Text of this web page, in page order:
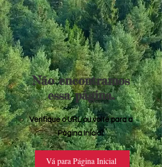
Não encontramos
essa página.
Verifique o URL ou volte para a
Página Inicial.
Vá para Página Inicial